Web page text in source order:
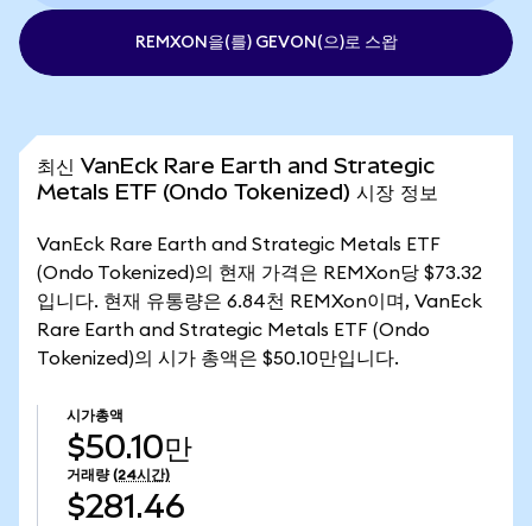
REMXON을(를) GEVON(으)로 스왑
최신 VanEck Rare Earth and Strategic
Metals ETF (Ondo Tokenized) 시장 정보
VanEck Rare Earth and Strategic Metals ETF
(Ondo Tokenized)의 현재 가격은 REMXon당 $73.32
입니다. 현재 유통량은 6.84천 REMXon이며, VanEck
Rare Earth and Strategic Metals ETF (Ondo
Tokenized)의 시가 총액은 $50.10만입니다.
시가총액
$50.10만
거래량 (24시간)
$281.46